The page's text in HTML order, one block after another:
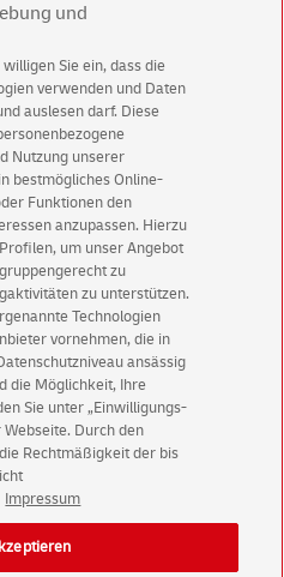
Newsletter
exklusive Angebote und
sich einen5 € Gutschein
einen5 € Gutschein
Anmeldung
Deutsche Post AG
Rechtliche Hinweise
und
Sie ein, dass die
verwenden und Daten
auslesen darf. Diese
Nutzung unserer
bestmögliches Online-
Funktionen den
anzupassen. Hierzu
um unser Angebot
zu
zu unterstützen.
Technologien
vornehmen, die in
ansässig
die Möglichkeit, Ihre
Sie unter „Einwilligungs-
Durch den
Rechtmäßigkeit der bis
Impressum